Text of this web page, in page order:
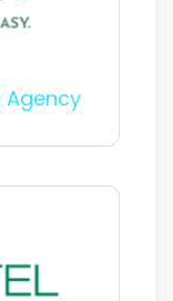
Agency